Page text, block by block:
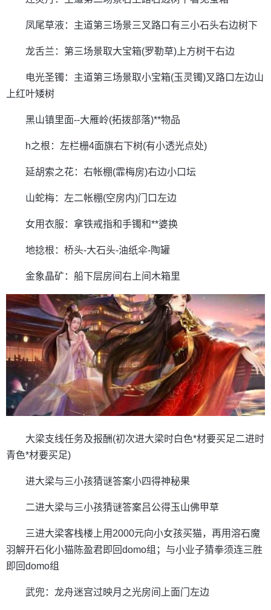
凤尾草液：主道第三场景三叉路口有三小石头右边树下
龙舌兰：第三场景取大宝箱(罗勒草)上方树干右边
电光圣镯：主道第三场景取小宝箱(玉灵镯)叉路口左边山
上红叶矮树
黑山镇里面--大雁岭(拓拨部落)**物品
h之根：左栏栅4面旗右下树(有小透光点处)
延胡索之花：右帐棚(霏梅房)右边小口坛
山蛇梅：左二帐棚(空房内)门口左边
女用衣服：拿铁戒指和手镯和**婆换
地捻根：桥头-大石头-油纸伞-陶罐
金象晶矿：船下层房间右上间木箱里
大梁支线任务及报酬(初次进大梁时白色*材要买足二进时
青色*材要买足)
进大梁与三小孩猜谜答案小四得神秘果
二进大梁与三小孩猜谜答案吕公得玉山佛甲草
三进大梁客栈楼上用2000元向小女孩买猫，再用溶石魔
羽解开石化小猫陈盈君即回domo组；与小业子猜拳须连三胜
即回domo组
武兜：龙舟迷宫过映月之光房间上面门左边